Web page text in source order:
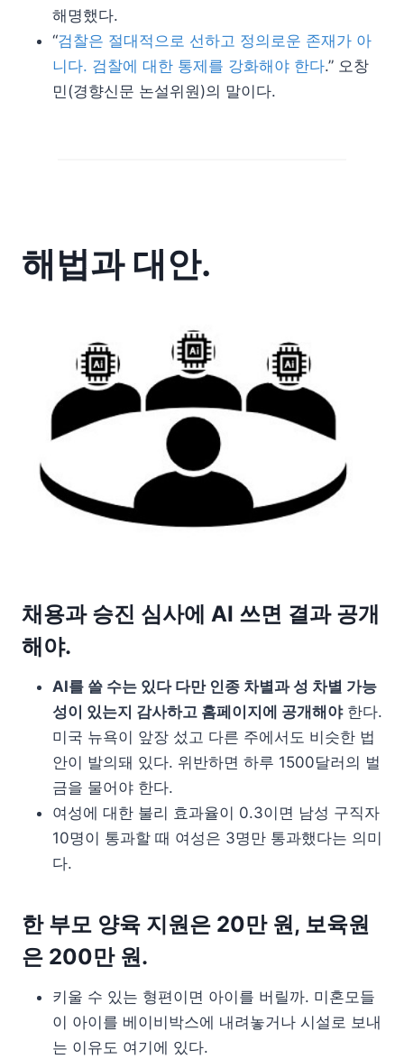
해명했다.
“검찰은 절대적으로 선하고 정의로운 존재가 아
니다. 검찰에 대한 통제를 강화해야 한다.” 오창
민(경향신문 논설위원)의 말이다.
해법과 대안.
채용과 승진 심사에 AI 쓰면 결과 공개
해야.
AI를 쓸 수는 있다 다만 인종 차별과 성 차별 가능
성이 있는지 감사하고 홈페이지에 공개해야한다.
미국 뉴욕이 앞장 섰고 다른 주에서도 비슷한 법
안이 발의돼 있다. 위반하면 하루 1500달러의 벌
금을 물어야 한다.
여성에 대한 불리 효과율이 0.3이면 남성 구직자
10명이 통과할 때 여성은 3명만 통과했다는 의미
다.
한 부모 양육 지원은 20만 원, 보육원
은 200만 원.
키울 수 있는 형편이면 아이를 버릴까. 미혼모들
이 아이를 베이비박스에 내려놓거나 시설로 보내
는 이유도 여기에 있다.